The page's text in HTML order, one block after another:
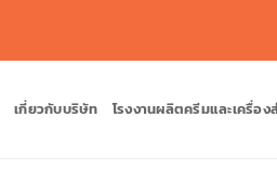
เกี่ยวกับบริษัท โรงงานผลิตครีมและเครื่อง